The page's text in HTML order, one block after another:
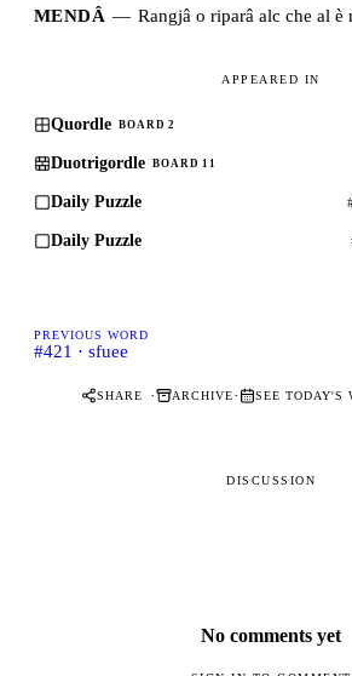
MENDÂ — Rangjâ o riparâ alc che al è
APPEARED IN
Quordle BOARD 2
Duotrigordle BOARD 11
Daily Puzzle
Daily Puzzle
PREVIOUS WORD
#421 · sfuee
SHARE · ARCHIVE· SEE TODAY'S
DISCUSSION
No comments yet